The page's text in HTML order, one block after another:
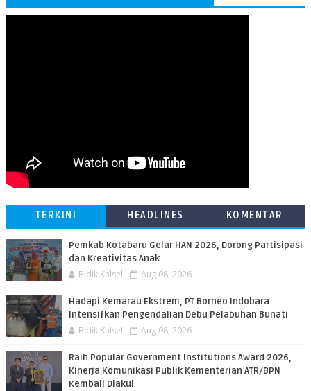
TERKINI HEADLINES KOMENTAR
Pemkab Kotabaru Gelar HAN 2026, Dorong Partisipasi
dan Kreativitas Anak
Bidik Kalsel Aug 08, 2026
​Hadapi Kemarau Ekstrem, PT Borneo Indobara
Intensifkan Pengendalian Debu Pelabuhan Bunati
Bidik Kalsel Aug 08, 2026
Raih Popular Government Institutions Award 2026,
Kinerja Komunikasi Publik Kementerian ATR/BPN
Kembali Diakui